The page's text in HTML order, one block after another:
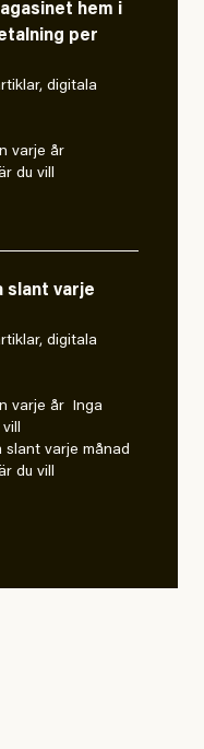
hem i
per
digitala
varje år
du vill
slant varje
digitala
varje år Inga
varje månad
du vill